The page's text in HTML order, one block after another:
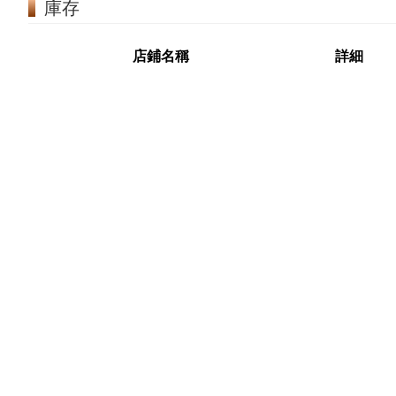
庫存
店鋪名稱 詳細